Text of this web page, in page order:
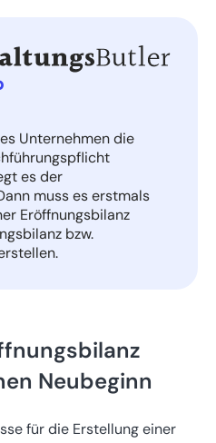
Unternehmen die
es der
muss es erstmals
Eröffnungsbilanz
bzw.
Neubeginn
für die Erstellung einer